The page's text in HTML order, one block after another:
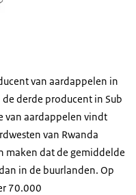
van aardappelen in
de derde producent in Sub
van aardappelen vindt
van Rwanda
maken dat de gemiddelde
in de buurlanden. Op
70.000